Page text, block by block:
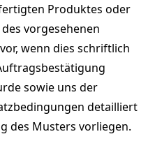
Produktes oder
vorgesehenen
wenn dies schriftlich
sowie uns der
detailliert
des Musters vorliegen.